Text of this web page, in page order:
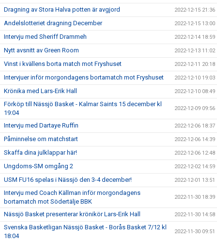
Dragning av Stora Halva potten är avgjord 2022-12-15 21:36
Andelslotteriet dragning December 2022-12-15 13:00
Intervju med Sheriff Drammeh 2022-12-14 18:59
Nytt avsnitt av Green Room 2022-12-13 11:02
Vinst i kvällens borta match mot Fryshuset 2022-12-11 20:18
Intervjuer inför morgondagens bortamatch mot Fryshuset 2022-12-10 19:03
Krönika med Lars-Erik Hall 2022-12-10 08:49
Förköp till Nässjö Basket - Kalmar Saints 15 december kl
19:04
2022-12-09 09:56
Intervju med Dartaye Ruffin 2022-12-06 18:37
Påminnelse om matchstart 2022-12-06 14:39
Skaffa dina julklappar här! 2022-12-06 12:48
Ungdoms-SM omgång 2 2022-12-02 14:59
USM FU16 spelas i Nässjö den 3-4 december! 2022-12-01 13:51
Intervju med Coach Källman inför morgondagens
bortamatch mot Södertälje BBK
2022-11-30 18:39
Nässjö Basket presenterar krönikör Lars-Erik Hall 2022-11-30 14:58
Svenska Basketligan Nässjö Basket - Borås Basket 7/12 kl
18:04
2022-11-30 09:51